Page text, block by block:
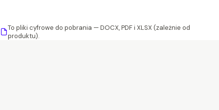
To pliki cyfrowe do pobrania — DOCX, PDF i XLSX (zależnie od
produktu).